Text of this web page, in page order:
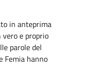
in anteprima
e proprio
parole del
Femia hanno